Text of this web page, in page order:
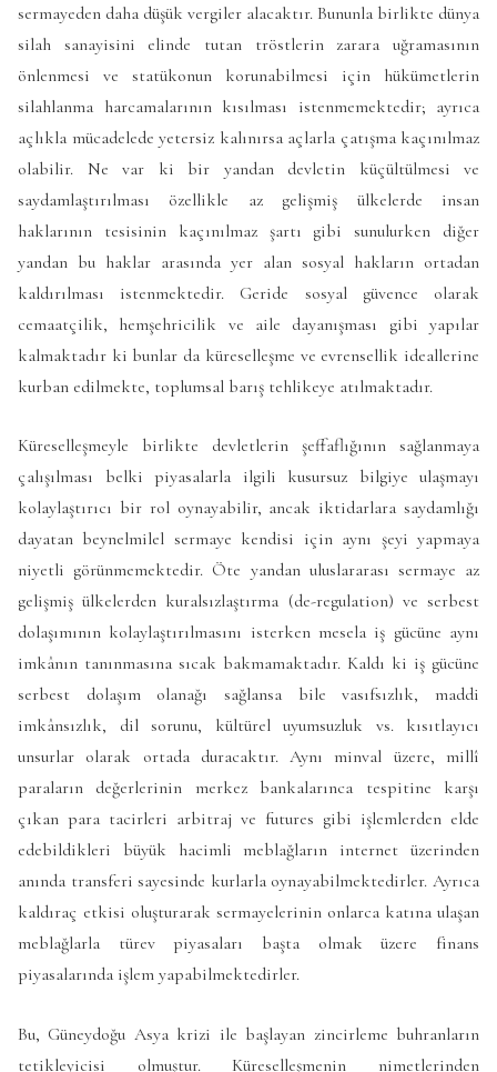
sermayeden daha düşük vergiler alacaktır. Bununla birlikte dünya
silah sanayisini elinde tutan tröstlerin zarara uğramasının
önlenmesi ve statükonun korunabilmesi için hükümetlerin
silahlanma harcamalarının kısılması istenmemektedir; ayrıca
açlıkla mücadelede yetersiz kalınırsa açlarla çatışma kaçınılmaz
olabilir. Ne var ki bir yandan devletin küçültülmesi ve
saydamlaştırılması özellikle az gelişmiş ülkelerde insan
haklarının tesisinin kaçınılmaz şartı gibi sunulurken diğer
yandan bu haklar arasında yer alan sosyal hakların ortadan
kaldırılması istenmektedir. Geride sosyal güvence olarak
cemaatçilik, hemşehricilik ve aile dayanışması gibi yapılar
kalmaktadır ki bunlar da küreselleşme ve evrensellik ideallerine
kurban edilmekte, toplumsal barış tehlikeye atılmaktadır.
Küreselleşmeyle birlikte devletlerin şeffaflığının sağlanmaya
çalışılması belki piyasalarla ilgili kusursuz bilgiye ulaşmayı
kolaylaştırıcı bir rol oynayabilir, ancak iktidarlara saydamlığı
dayatan beynelmilel sermaye kendisi için aynı şeyi yapmaya
niyetli görünmemektedir. Öte yandan uluslararası sermaye az
gelişmiş ülkelerden kuralsızlaştırma (de-regulation) ve serbest
dolaşımının kolaylaştırılmasını isterken mesela iş gücüne aynı
imkânın tanınmasına sıcak bakmamaktadır. Kaldı ki iş gücüne
serbest dolaşım olanağı sağlansa bile vasıfsızlık, maddi
imkânsızlık, dil sorunu, kültürel uyumsuzluk vs. kısıtlayıcı
unsurlar olarak ortada duracaktır. Aynı minval üzere, millî
paraların değerlerinin merkez bankalarınca tespitine karşı
çıkan para tacirleri arbitraj ve futures gibi işlemlerden elde
edebildikleri büyük hacimli meblağların internet üzerinden
anında transferi sayesinde kurlarla oynayabilmektedirler. Ayrıca
kaldıraç etkisi oluşturarak sermayelerinin onlarca katına ulaşan
meblağlarla türev piyasaları başta olmak üzere finans
piyasalarında işlem yapabilmektedirler.
Bu, Güneydoğu Asya krizi ile başlayan zincirleme buhranların
tetikleyicisi olmuştur. Küreselleşmenin nimetlerinden